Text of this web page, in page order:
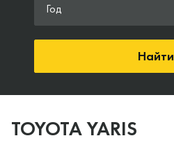
Год
Найти
TOYOTA YARIS